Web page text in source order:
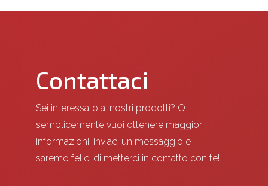
Contattaci
Sei interessato ai nostri prodotti? O
semplicemente vuoi ottenere maggiori
informazioni, inviaci un messaggio e
saremo felici di metterci in contatto con te!